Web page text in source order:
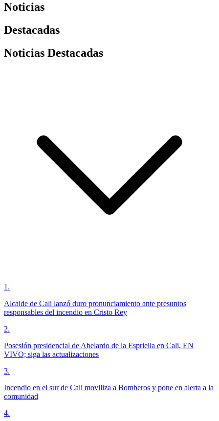
Noticias
Destacadas
Noticias Destacadas
1 .
Alcalde de Cali lanzó duro pronunciamiento ante presuntos
responsables del incendio en Cristo Rey
2.
Posesión presidencial de Abelardo de la Espriella en Cali, EN
VIVO; siga las actualizaciones
3.
Incendio en el sur de Cali moviliza a Bomberos y pone en alerta a la
comunidad
4.